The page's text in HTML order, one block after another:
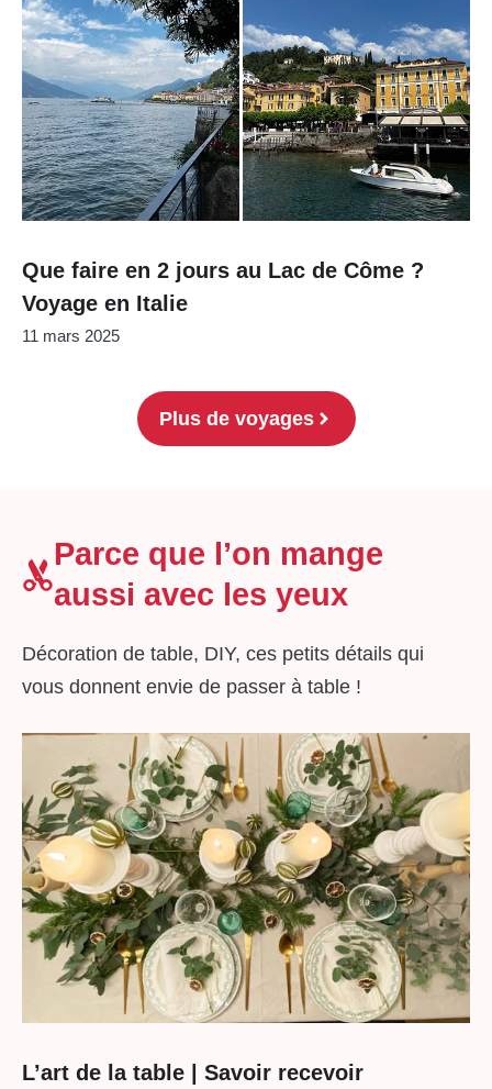
Que faire en 2 jours au Lac de Côme ?
Voyage en Italie
11 mars 2025
Plus de voyages
Parce que l’on mange
aussi avec les yeux
Décoration de table, DIY, ces petits détails qui
vous donnent envie de passer à table !
L’art de la table | Savoir recevoir